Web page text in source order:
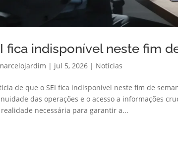
fica indisponível neste fim
| jul 5, 2026 | Notícias
de que o SEI fica indisponível neste fim de
das operações e o acesso a informações
necessária para garantir a...